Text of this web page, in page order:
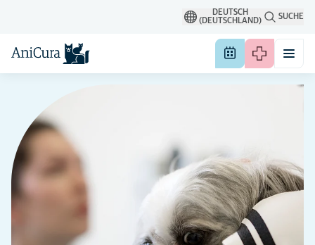
DEUTSCH
(DEUTSCHLAND)
SUCHE